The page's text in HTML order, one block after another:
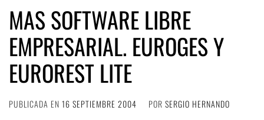
MAS SOFTWARE LIBRE
EMPRESARIAL. EUROGES Y
EUROREST LITE
PUBLICADA EN 16 SEPTIEMBRE 2004 POR SERGIO HERNANDO